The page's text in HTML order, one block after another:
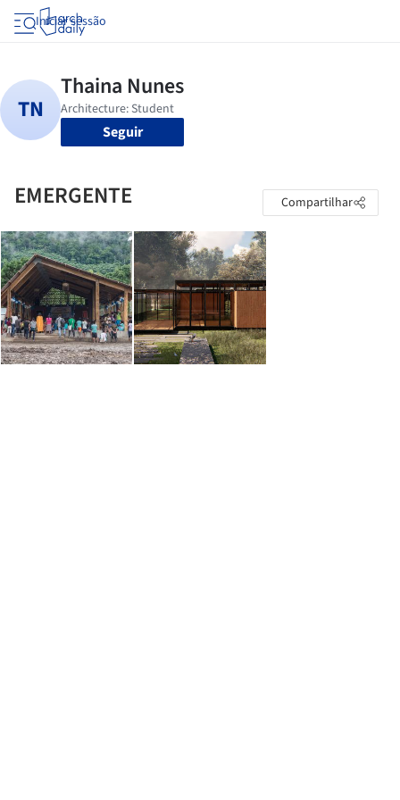
Iniciar sessão
Seguir
EMERGENTE Compartilhar